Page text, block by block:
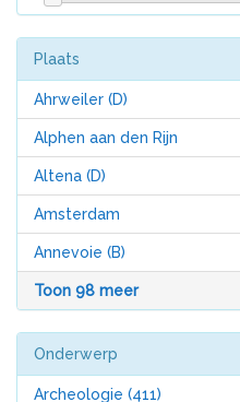
Plaats
Ahrweiler (D)
Alphen aan den Rijn
Altena (D)
Amsterdam
Annevoie (B)
Toon 98 meer
Onderwerp
Archeologie (411)